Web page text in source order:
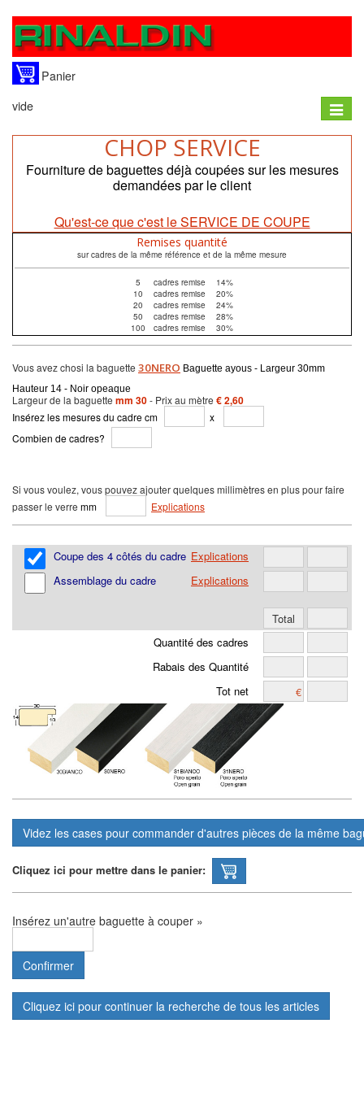
Panier
vide
Toggle
CHOP SERVICE
Fourniture de baguettes déjà coupées sur les mesures
demandées par le client
Qu'est-ce que c'est le SERVICE DE COUPE
Remises quantité
sur cadres de la même référence et de la même mesure
5 cadres remise
14%
10
cadres remise
20%
20
cadres remise
24%
50
cadres remise
28%
100
cadres remise 30%
Vous avez chosi la baguette 30NERO Baguette ayous - Largeur 30mm
Hauteur 14 - Noir opeaque
Largeur de la baguette mm 30- Prix au mètre € 2,60
Insérez les mesures du cadre cm
x
Combien de cadres?
Si vous voulez, vous pouvez ajouter quelques millimètres en plus pour faire
passer le verre mm Explications
Coupe des 4 côtés du cadre Explications
Assemblage du cadre
Explications
Quantité des cadres
Rabais des Quantité
Tot net
Cliquez ici pour mettre dans le panier:
Insérez un'autre baguette à couper »
Cliquez ici pour continuer la recherche de tous les articles